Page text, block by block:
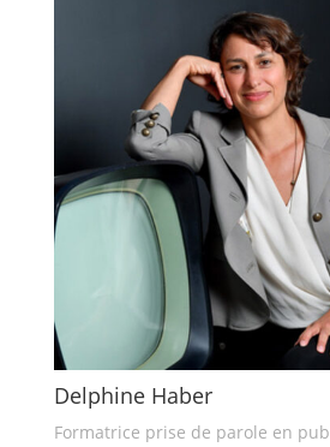
Delphine Haber
Formatrice prise de parole en